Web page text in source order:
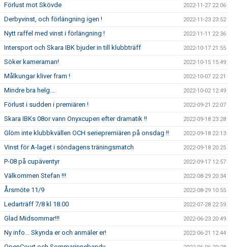
Förlust mot Skövde 2022-11-27 22:06
Derbyvinst, och förlängning igen ! 2022-11-23 23:52
Nytt raffel med vinst i förlängning ! 2022-11-11 22:36
Intersport och Skara IBK bjuder in till klubbträff 2022-10-17 21:55
Söker kameraman! 2022-10-15 15:49
Målkungar kliver fram ! 2022-10-07 22:21
Mindre bra helg... 2022-10-02 12:49
Förlust i sudden i premiären ! 2022-09-21 22:07
Skara IBKs 08or vann Onyxcupen efter dramatik !! 2022-09-18 23:28
Glöm inte klubbkvällen OCH seriepremiären på onsdag !! 2022-09-18 22:13
Vinst för A-laget i söndagens träningsmatch 2022-09-18 20:25
P-08 på cupäventyr 2022-09-17 12:57
Välkommen Stefan !!! 2022-08-29 20:34
Årsmöte 11/9 2022-08-29 10:55
Ledarträff 7/8 kl 18.00 2022-07-28 22:59
Glad Midsommar!!! 2022-06-23 20:49
Ny info... Skynda er och anmäler er! 2022-06-21 12:44